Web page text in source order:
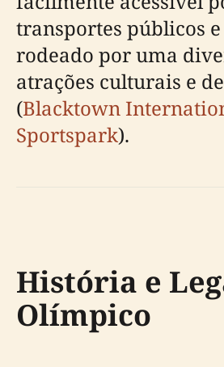
transportes públicos
rodeado por uma
atrações culturais e
(Blacktown
Sportspark).
História e
Olímpico